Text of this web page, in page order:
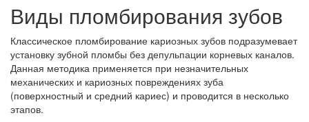
Виды пломбирования зубов
Классическое пломбирование кариозных зубов подразумевает
установку зубной пломбы без депульпации корневых каналов.
Данная методика применяется при незначительных
механических и кариозных повреждениях зуба
(поверхностный и средний кариес) и проводится в несколько
этапов.